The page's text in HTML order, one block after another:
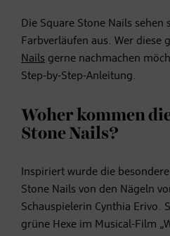
Die Square Stone Nails sehen
Farbverläufen aus. Wer diese
Nails gerne nachmachen
Step-by-Step-Anleitung.
Woher kommen
Stone Nails?
Inspiriert wurde die
Stone Nails von den Nägeln
Schauspielerin Cynthia Erivo.
grüne Hexe im Musical-Film